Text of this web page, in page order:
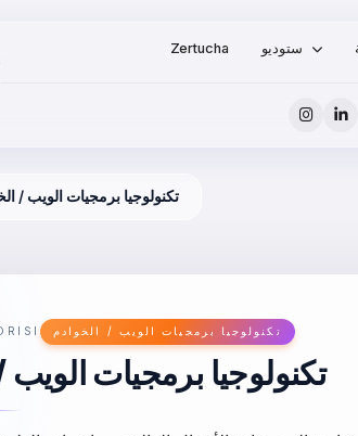
Zertucha ستوديو
تكنولوجيا برمجيات الويب /
تكنولوجيا برمجيات الويب / الخوادم
تكنولوجيا برمجيات الويب